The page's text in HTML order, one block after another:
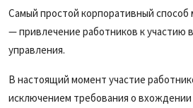
Самый простой корпоративный
— привлечение работников к участию
управления.
В настоящий момент участие
исключением требования о